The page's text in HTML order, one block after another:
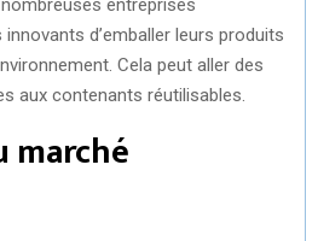
d’emballer leurs produits
Cela peut aller des
aux contenants réutilisables.
marché